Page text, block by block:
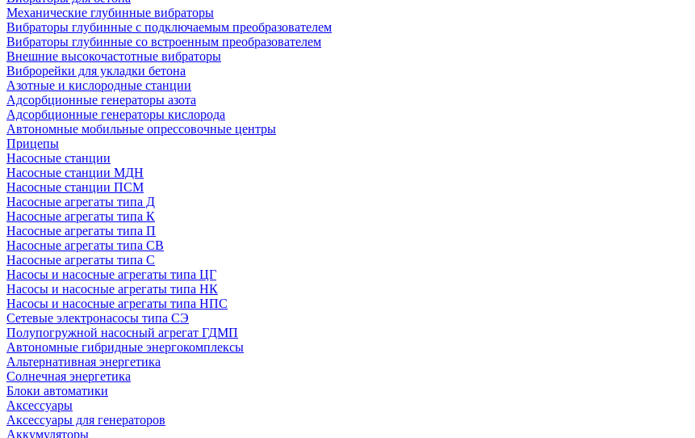
Механические глубинные вибраторы
Вибраторы глубинные с подключаемым преобразователем
Вибраторы глубинные со встроенным преобразователем
Внешние высокочастотные вибраторы
Виброрейки для укладки бетона
Азотные и кислородные станции
Адсорбционные генераторы азота
Адсорбционные генераторы кислорода
Автономные мобильные опрессовочные центры
Прицепы
Насосные станции
Насосные станции МДН
Насосные станции ПСМ
Насосные агрегаты типа Д
Насосные агрегаты типа К
Насосные агрегаты типа П
Насосные агрегаты типа СВ
Насосные агрегаты типа С
Насосы и насосные агрегаты типа ЦГ
Насосы и насосные агрегаты типа НК
Насосы и насосные агрегаты типа НПС
Сетевые электронасосы типа СЭ
Полупогружной насосный агрегат ГДМП
Автономные гибридные энергокомплексы
Альтернативная энергетика
Солнечная энергетика
Блоки автоматики
Аксессуары
Аксессуары для генераторов
Аккумуляторы